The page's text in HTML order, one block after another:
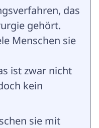
das
gehört.
Menschen sie
ist zwar nicht
kein
sie mit